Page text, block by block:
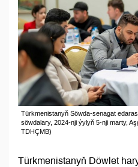
Türkmenistanyň Söwda-senagat
söwdalary, 2024-nji ýylyň 5-nji marty,
TDHÇMB)
Türkmenistanyň Döwlet